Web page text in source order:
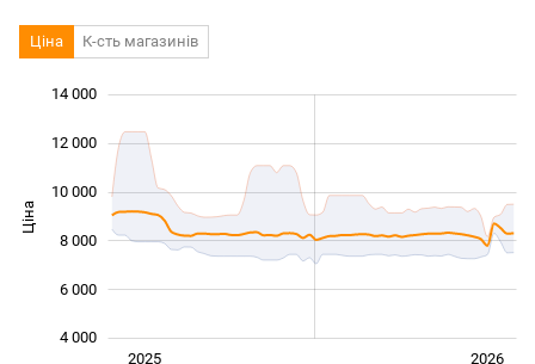
Ціна К-сть магазинів
Ціна
4 000
6 000
8 000
10 000
12 000
14 000
Січ. 2025 2026
2025